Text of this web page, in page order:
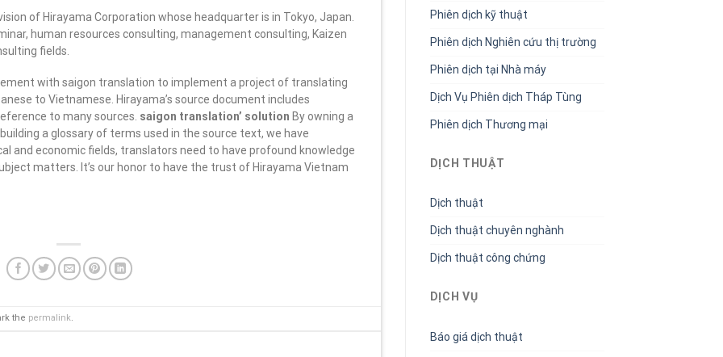
of Hirayama Corporation whose headquarter is in Tokyo, Japan.
human resources consulting, management consulting, Kaizen
fields.
with saigon translation to implement a project of translating
to Vietnamese. Hirayama’s source document includes
to many sources. saigon translation’ solution By owning a
a glossary of terms used in the source text, we have
and economic fields, translators need to have profound knowledge
matters. It’s our honor to have the trust of Hirayama Vietnam
the permalink.
Phiên dịch kỹ thuật
Phiên dịch Nghiên cứu thị trường
Phiên dịch tại Nhà máy
Dịch Vụ Phiên dịch Tháp Tùng
Phiên dịch Thương mại
DỊCH THUẬT
Dịch thuật
Dịch thuật chuyên nghành
Dịch thuật công chứng
DỊCH VỤ
Báo giá dịch thuật